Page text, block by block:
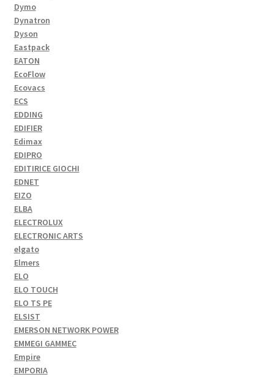
Dymo
Dynatron
Dyson
Eastpack
EATON
EcoFlow
Ecovacs
ECS
EDDING
EDIFIER
Edimax
EDIPRO
EDITIRICE GIOCHI
EDNET
EIZO
ELBA
ELECTROLUX
ELECTRONIC ARTS
elgato
Elmers
ELO
ELO TOUCH
ELO TS PE
ELSIST
EMERSON NETWORK POWER
EMMEGI GAMMEC
Empire
EMPORIA